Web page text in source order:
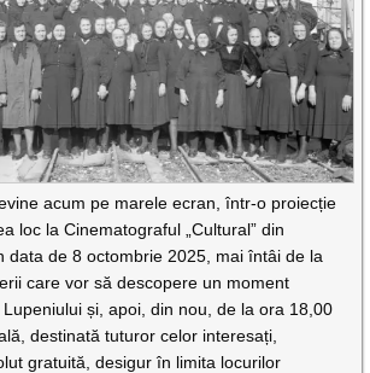
acum pe marele ecran, într-o proiecție
loc la Cinematograful „Cultural” din
data de 8 octombrie 2025, mai întâi de la
care vor să descopere un moment
și, apoi, din nou, de la ora 18,00
destinată tuturor celor interesați,
gratuită, desigur în limita locurilor